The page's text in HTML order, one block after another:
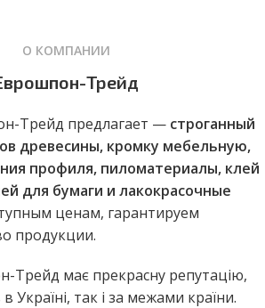
ПОРОД
О КОМПАНИИ
Трейд​
Трейд предлагает — строганный
древесины, кромку мебельную,
профиля, пиломатериалы, клей
для бумаги и лакокрасочные
ценам, гарантируем
продукции.
Трейд має прекрасну репутацію,
Україні, так і за межами країни.